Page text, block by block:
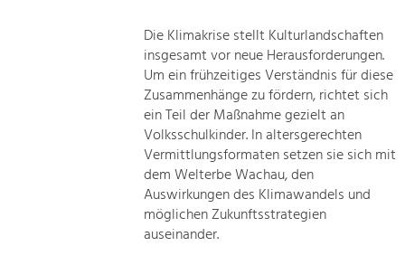
Die Klimakrise stellt Kulturlandschaften
insgesamt vor neue Herausforderungen.
Um ein frühzeitiges Verständnis für diese
Zusammenhänge zu fördern, richtet sich
ein Teil der Maßnahme gezielt an
Volksschulkinder. In altersgerechten
Vermittlungsformaten setzen sie sich mit
dem Welterbe Wachau, den
Auswirkungen des Klimawandels und
möglichen Zukunftsstrategien
auseinander.